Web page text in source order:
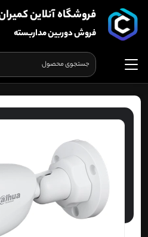
فروشگاه آنلاین
فروش دوربین مداربسته